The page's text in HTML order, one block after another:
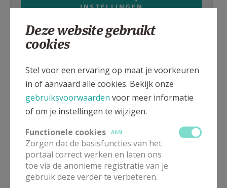
INSTELLINGEN
muziekstuk gecomponeerd op de hemelse klanken van Caelestis
Aulae Nuntius,de melodie die sinds kort de voorslagklokken op
het seminarie elk uur zingen. Deze fantasie voor koor, orkest,
sopraan en de beiaard Bronzen Piano werd uitgevoerd door een
mix van eigen studenten en semi-professionele muzikanten in
samenwerking met het koor A Chantar. Luc Rombouts soleerde
als beiaardier. Het publiek was enthousiast: een staande ovatie
volgt.Na de academische zitting volgde een receptie op het Leo
XIII, althans voor degene die voorbij de Zwitserse Wacht was
Deze website gebruikt
cookies
Stel voor een ervaring op maat je voorkeuren
in of aanvaard alle cookies. Bekijk onze
gebruiksvoorwaarden voor meer informatie
of om je instellingen te wijzigen.
Functionele cookies
AAN
Zorgen dat de basisfuncties van het
portaal correct werken en laten ons
toe via de anonieme registratie van je
gebruik deze verder te verbeteren.